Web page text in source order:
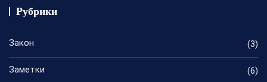
Рубрики
Закон (3)
Заметки (6)